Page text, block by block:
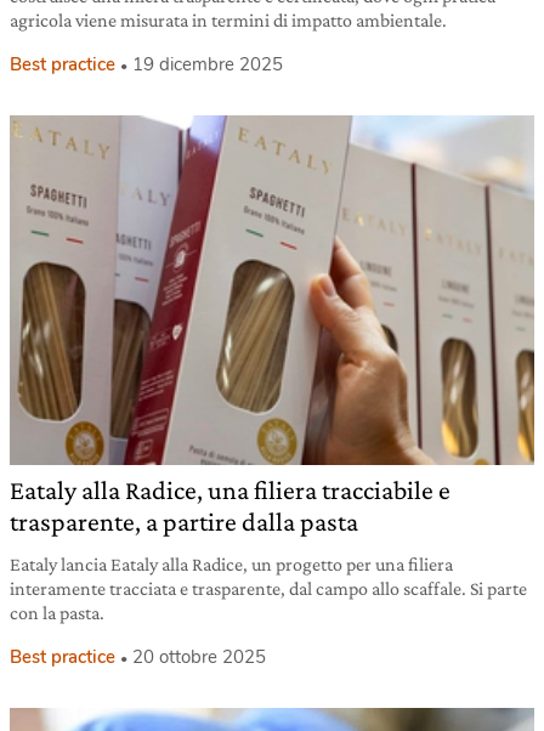
agricola viene misurata in termini di impatto ambientale.
Best practice 19 dicembre 2025
Eataly alla Radice, una filiera tracciabile e
trasparente, a partire dalla pasta
Eataly lancia Eataly alla Radice, un progetto per una filiera
interamente tracciata e trasparente, dal campo allo scaffale. Si parte
con la pasta.
Best practice 20 ottobre 2025